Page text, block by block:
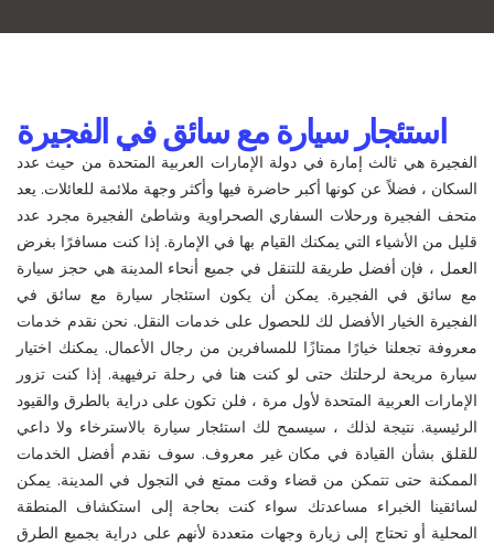
استئجار سيارة مع سائق في الفجيرة
الفجيرة هي ثالث إمارة في دولة الإمارات العربية المتحدة من حيث عدد
السكان ، فضلاً عن كونها أكبر حاضرة فيها وأكثر وجهة ملائمة للعائلات. يعد
متحف الفجيرة ورحلات السفاري الصحراوية وشاطئ الفجيرة مجرد عدد
قليل من الأشياء التي يمكنك القيام بها في الإمارة. إذا كنت مسافرًا بغرض
العمل ، فإن أفضل طريقة للتنقل في جميع أنحاء المدينة هي حجز سيارة
مع سائق في الفجيرة. يمكن أن يكون استئجار سيارة مع سائق في
الفجيرة الخيار الأفضل لك للحصول على خدمات النقل. نحن نقدم خدمات
معروفة تجعلنا خيارًا ممتازًا للمسافرين من رجال الأعمال. يمكنك اختيار
سيارة مريحة لرحلتك حتى لو كنت هنا في رحلة ترفيهية. إذا كنت تزور
الإمارات العربية المتحدة لأول مرة ، فلن تكون على دراية بالطرق والقيود
الرئيسية. نتيجة لذلك ، سيسمح لك استئجار سيارة بالاسترخاء ولا داعي
للقلق بشأن القيادة في مكان غير معروف. سوف نقدم أفضل الخدمات
الممكنة حتى تتمكن من قضاء وقت ممتع في التجول في المدينة. يمكن
لسائقينا الخبراء مساعدتك سواء كنت بحاجة إلى استكشاف المنطقة
المحلية أو تحتاج إلى زيارة وجهات متعددة لأنهم على دراية بجميع الطرق